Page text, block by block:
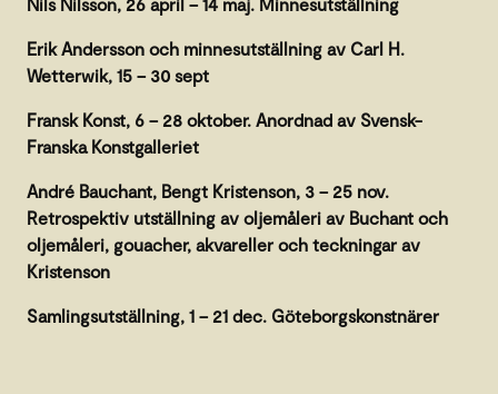
Erik Andersson och minnesutställning av Carl H.
Wetterwik, 15 – 30 sept
Fransk Konst, 6 – 28 oktober. Anordnad av Svensk-
Franska Konstgalleriet
André Bauchant, Bengt Kristenson, 3 – 25 nov.
Retrospektiv utställning av oljemåleri av Buchant och
oljemåleri, gouacher, akvareller och teckningar av
Kristenson
Samlingsutställning, 1 – 21 dec. Göteborgskonstnärer